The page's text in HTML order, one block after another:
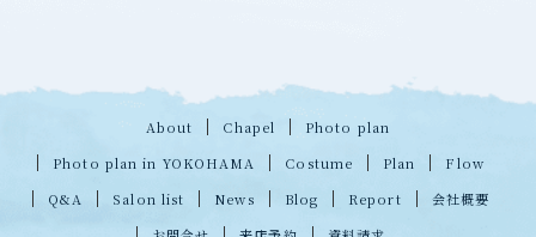
About Chapel
Photo plan
Photo plan in YOKOHAMA
Costume Plan
Flow
Q&A
Salon list News Blog Report
会社概要